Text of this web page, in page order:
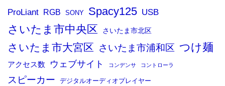
ProLiant RGB SONY Spacy125 USB
さいたま市中央区 さいたま市北区
さいたま市大宮区 さいたま市浦和区 つけ麺
アクセス数 ウェブサイト コンデンサ コントローラ
スピーカー デジタルオーディオプレイヤー